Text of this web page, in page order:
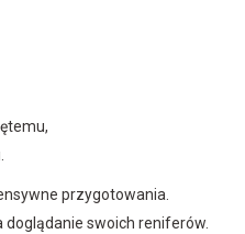
przygotowania.
doglądanie swoich reniferów.